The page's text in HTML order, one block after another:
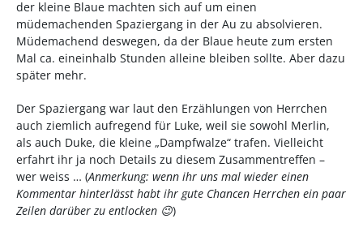
der kleine Blaue machten sich auf um einen
müdemachenden Spaziergang in der Au zu absolvieren.
Müdemachend deswegen, da der Blaue heute zum ersten
Mal ca. eineinhalb Stunden alleine bleiben sollte. Aber dazu
später mehr.
Der Spaziergang war laut den Erzählungen von Herrchen
auch ziemlich aufregend für Luke, weil sie sowohl Merlin,
als auch Duke, die kleine „Dampfwalze“ trafen. Vielleicht
erfahrt ihr ja noch Details zu diesem Zusammentreffen –
wer weiss … (Anmerkung: wenn ihr uns mal wieder einen
Kommentar hinterlässt habt ihr gute Chancen Herrchen ein paar
Zeilen darüber zu entlocken 😉)